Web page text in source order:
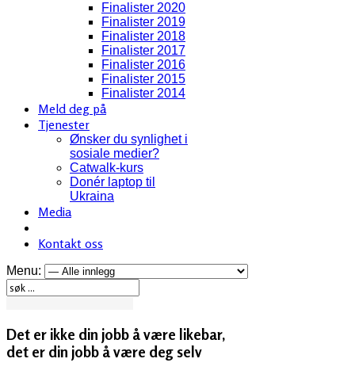
Finalister 2020
Finalister 2019
Finalister 2018
Finalister 2017
Finalister 2016
Finalister 2015
Finalister 2014
Meld deg på
Tjenester
Ønsker du synlighet i
sosiale medier?
Catwalk-kurs
Donér laptop til
Ukraina
Media
Kontakt oss
Menu:
Det er ikke din jobb å være likebar,
det er din jobb å være deg selv